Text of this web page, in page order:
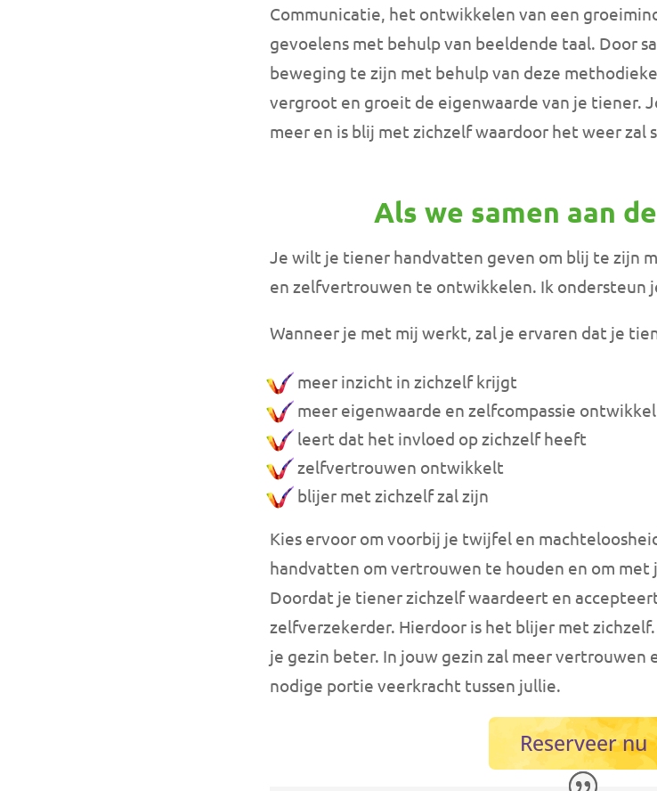
Communicatie, het ontwikkelen van een
gevoelens met behulp van beeldende taal. Door
beweging te zijn met behulp van deze
vergroot en groeit de eigenwaarde van je tiener.
meer en is blij met zichzelf waardoor het weer zal
Als we samen aan
Je wilt je tiener handvatten geven om blij te zijn
en zelfvertrouwen te ontwikkelen. Ik ondersteun
Wanneer je met mij werkt, zal je ervaren dat je
meer inzicht in zichzelf krijgt
meer eigenwaarde en zelfcompassie
leert dat het invloed op zichzelf heeft
zelfvertrouwen ontwikkelt
blijer met zichzelf zal zijn
Kies ervoor om voorbij je twijfel en
handvatten om vertrouwen te houden en om met
Doordat je tiener zichzelf waardeert en
zelfverzekerder. Hierdoor is het blijer met
je gezin beter. In jouw gezin zal meer vertrouwen
nodige portie veerkracht tussen jullie.
Reserveer nu